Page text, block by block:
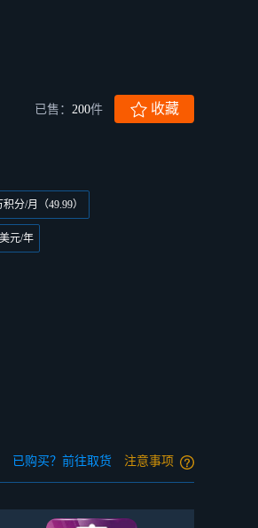
已售： 200件 收藏
积分/月（49.99）
元/年
已购买？前往取货 注意事项